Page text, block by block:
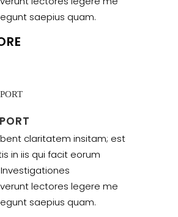
saepius quam.
claritatem insitam; est
in iis qui facit eorum
lectores legere me
saepius quam.